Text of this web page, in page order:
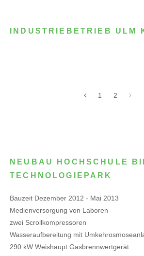
INDUSTRIEBETRIEB ULM
1 2
NEUBAU HOCHSCHULE
TECHNOLOGIEPARK
Bauzeit Dezember 2012 - Mai 2013
Medienversorgung von Laboren
zwei Scrollkompressoren
Wasseraufbereitung mit
290 kW Weishaupt Gasbrennwertgerät